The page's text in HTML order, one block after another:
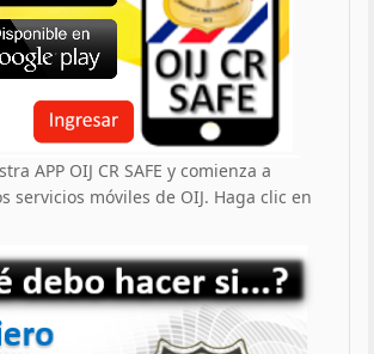
APP OIJ CR SAFE y comienza a
servicios móviles de OIJ. Haga clic en